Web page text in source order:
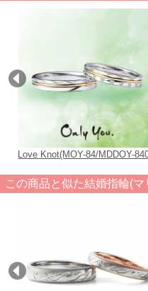
Love Knot(MOY-84/MDDOY-
この商品と似た結婚指輪(